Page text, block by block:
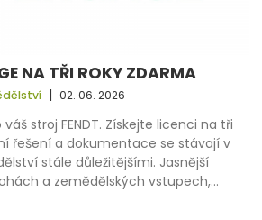
NA TŘI ROKY ZDARMA
| 02. 06. 2026
váš stroj FENDT. Získejte licenci na tři
řešení a dokumentace se stávají v
stále důležitějšími. Jasnější
a zemědělských vstupech,…